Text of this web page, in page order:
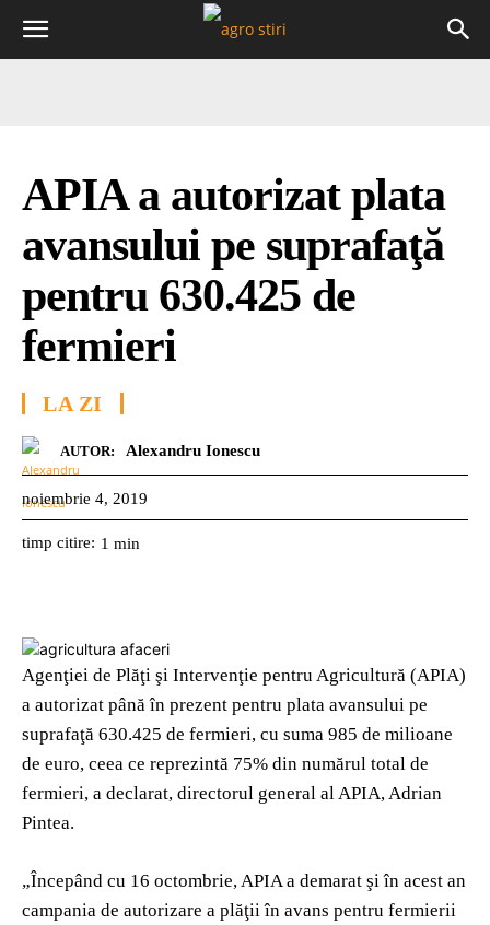
APIA a autorizat plata
avansului pe suprafaţă
pentru 630.425 de
fermieri
LA ZI
AUTOR: Alexandru Ionescu
noiembrie 4, 2019
timp citire: 1 min
Agenţiei de Plăţi şi Intervenţie pentru Agricultură (APIA)
a autorizat până în prezent pentru plata avansului pe
suprafaţă 630.425 de fermieri, cu suma 985 de milioane
de euro, ceea ce reprezintă 75% din numărul total de
fermieri, a declarat, directorul general al APIA, Adrian
Pintea.
„Începând cu 16 octombrie, APIA a demarat şi în acest an
campania de autorizare a plăţii în avans pentru fermierii